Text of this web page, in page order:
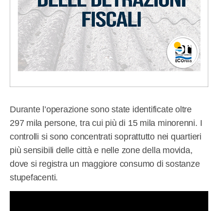
Durante l’operazione sono state identificate oltre
297 mila persone, tra cui più di 15 mila minorenni. I
controlli si sono concentrati soprattutto nei quartieri
più sensibili delle città e nelle zone della movida,
dove si registra un maggiore consumo di sostanze
stupefacenti.